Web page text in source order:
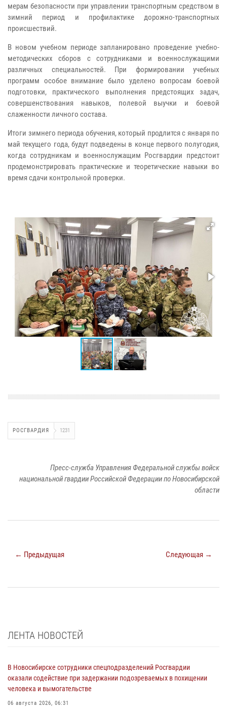
мерам безопасности при управлении транспортным средством в
зимний период и профилактике дорожно-транспортных
происшествий.
В новом учебном периоде запланировано проведение учебно-
методических сборов с сотрудниками и военнослужащими
различных специальностей. При формировании учебных
программ особое внимание было уделено вопросам боевой
подготовки, практического выполнения предстоящих задач,
совершенствования навыков, полевой выучки и боевой
слаженности личного состава.
Итоги зимнего периода обучения, который продлится с января по
май текущего года, будут подведены в конце первого полугодия,
когда сотрудникам и военнослужащим Росгвардии предстоит
продемонстрировать практические и теоретические навыки во
время сдачи контрольной проверки.
РОСГВАРДИЯ 1231
Пресс-служба Управления Федеральной службы войск
национальной гвардии Российской Федерации по Новосибирской
области
← Предыдущая Следующая →
ЛЕНТА НОВОСТЕЙ
В Новосибирске сотрудники спецподразделений Росгвардии
оказали содействие при задержании подозреваемых в похищении
человека и вымогательстве
06 августа 2026, 06:31